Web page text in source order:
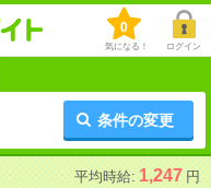
0
気になる！ ログイン
条件の変更
平均時給: 1,247 円